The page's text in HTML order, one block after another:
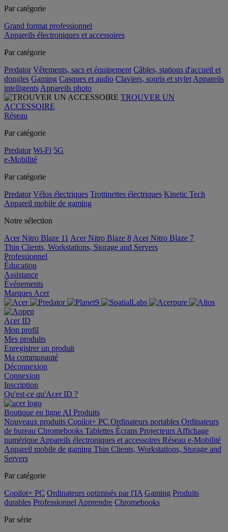
Par catégorie
Grand format professionnel
Appareils électroniques et accessoires
Par catégorie
Predator Vêtements, sacs et équipement Câbles, stations d'accueil et
dongles Gaming Casques et audio Claviers, souris et stylet Appareils
intelligents Appareils photo
TROUVER UN
ACCESSOIRE
Réseau
Par catégorie
Predator Wi-Fi 5G
e-Mobilité
Par catégorie
Predator Vélos électriques Trottinettes électriques Kinetic Tech
Appareil mobile de gaming
Notre sélection
Acer Nitro Blaze 11 Acer Nitro Blaze 8 Acer Nitro Blaze 7
Thin Clients, Workstations, Storage and Servers
Professionnel
Éducation
Assistance
Événements
Marques Acer
Acer ID
Mon profil
Mes produits
Enregistrer un produit
Ma communauté
Déconnexion
Connexion
Inscription
Qu'est-ce qu'Acer ID ?
Boutique en ligne AI Produits
Nouveaux produits Copilot+ PC Ordinateurs portables Ordinateurs
de bureau Chromebooks Tablettes Écrans Projecteurs Affichage
numérique Appareils électroniques et accessoires Réseau e-Mobilité
Appareil mobile de gaming Thin Clients, Workstations, Storage and
Servers
Par catégorie
Copilot+ PC Ordinateurs optimisés par l'IA Gaming Produits
durables Professionnel Apprendre Chromebooks
Par série